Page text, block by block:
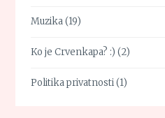
Muzika(19)
Ko je Crvenkapa? :) (2)
Politika privatnosti(1)